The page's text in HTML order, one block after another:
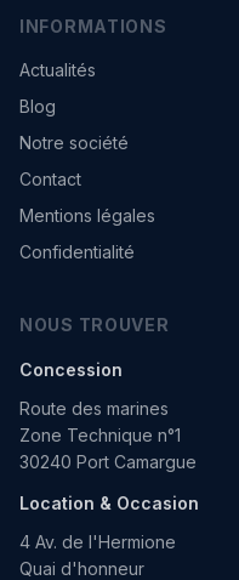
INFORMATIONS
Actualités
Blog
Notre société
Contact
Mentions légales
Confidentialité
NOUS TROUVER
Concession
Route des marines
Zone Technique n°1
30240 Port Camargue
Location & Occasion
4 Av. de l'Hermione
Quai d'honneur